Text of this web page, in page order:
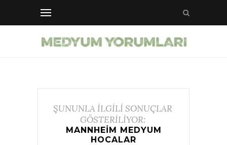
ŞUNUNLA İLGİLİ SONUÇLAR
GÖSTERİLİYOR:
MANNHEIM MEDYUM
HOCALAR